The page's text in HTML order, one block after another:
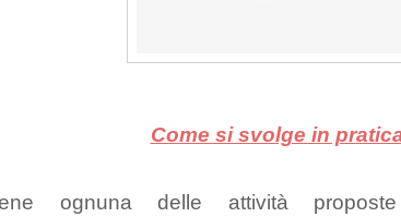
Come si svolge in
ognuna delle attività